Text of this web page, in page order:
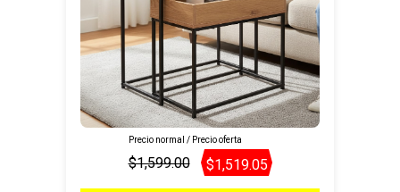
Precio normal / Precio oferta
$1,599.00 $1,519.05